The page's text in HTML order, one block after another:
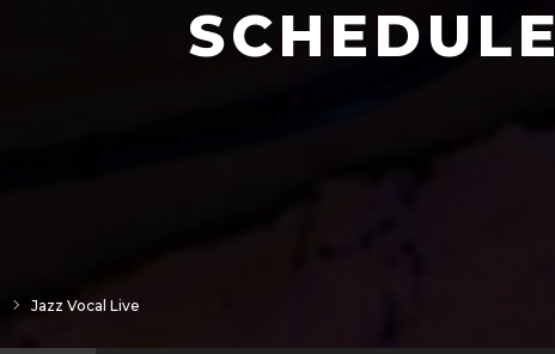
SCHEDULE
Jazz Vocal Live